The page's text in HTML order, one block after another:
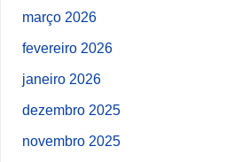
março 2026
fevereiro 2026
janeiro 2026
dezembro 2025
novembro 2025